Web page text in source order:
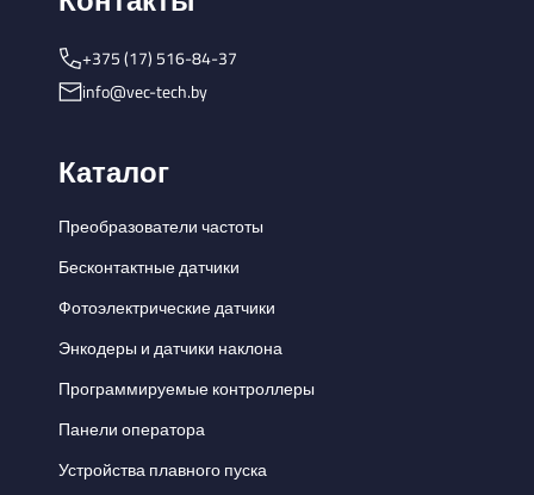
+375 (17) 516-84-37
info@vec-tech.by
Каталог
Преобразователи частоты
Бесконтактные датчики
Фотоэлектрические датчики
Энкодеры и датчики наклона
Программируемые контроллеры
Панели оператора
Устройства плавного пуска